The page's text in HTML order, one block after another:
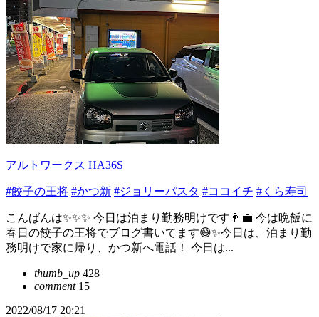
アルトワークス HA36S
#餃子の王将 #かつ新 #ジョリーパスタ #ココイチ #くら寿司
こんばんは✨✨✨ 今日は泊まり勤務明けです👨‍💼 今は晩飯に
春日の餃子の王将でブログ書いてます😄✨今日は、泊まり勤
務明けで家に帰り、かつ新へ電話！ 今日は...
thumb_up 428
comment15
2022/08/17 20:21